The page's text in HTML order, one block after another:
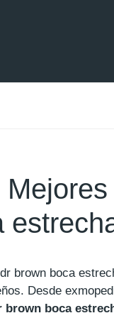
brown boca
Desde
brown boca